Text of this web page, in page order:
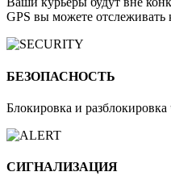
GPS вы можете отслеживать
БЕЗОПАСНОСТЬ
Блокировка и
СИГНАЛИЗАЦИЯ